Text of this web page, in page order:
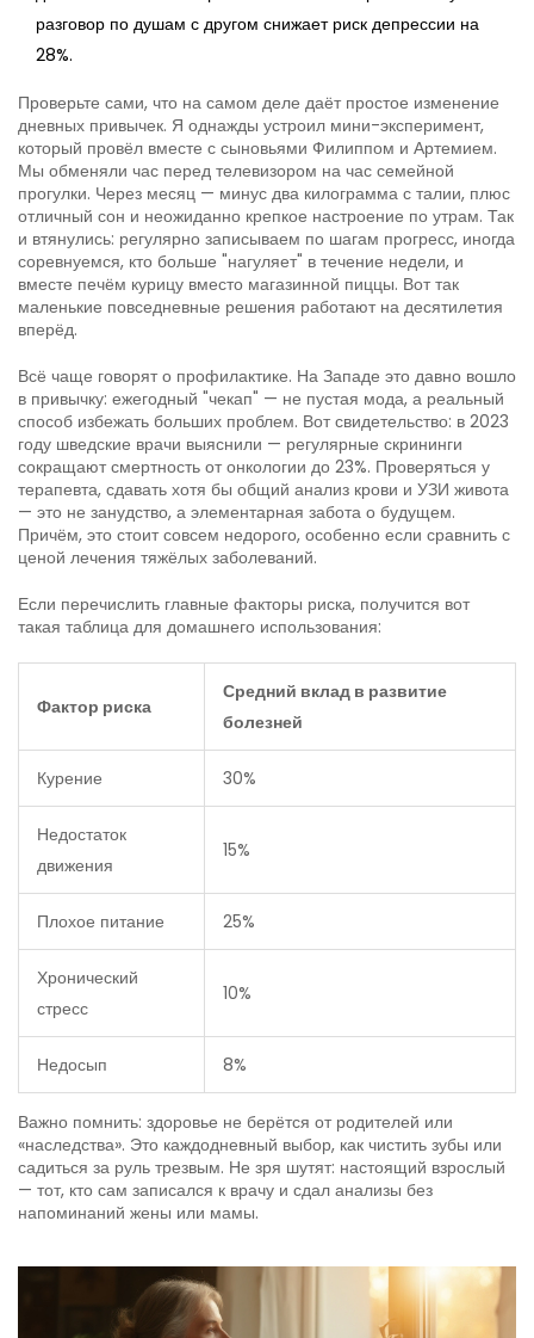
разговор по душам с другом снижает риск депрессии на
28%.
Проверьте сами, что на самом деле даёт простое изменение
дневных привычек. Я однажды устроил мини-эксперимент,
который провёл вместе с сыновьями Филиппом и Артемием.
Мы обменяли час перед телевизором на час семейной
прогулки. Через месяц — минус два килограмма с талии, плюс
отличный сон и неожиданно крепкое настроение по утрам. Так
и втянулись: регулярно записываем по шагам прогресс, иногда
соревнуемся, кто больше "нагуляет" в течение недели, и
вместе печём курицу вместо магазинной пиццы. Вот так
маленькие повседневные решения работают на десятилетия
вперёд.
Всё чаще говорят о профилактике. На Западе это давно вошло
в привычку: ежегодный "чекап" — не пустая мода, а реальный
способ избежать больших проблем. Вот свидетельство: в 2023
году шведские врачи выяснили — регулярные скрининги
сокращают смертность от онкологии до 23%. Проверяться у
терапевта, сдавать хотя бы общий анализ крови и УЗИ живота
— это не занудство, а элементарная забота о будущем.
Причём, это стоит совсем недорого, особенно если сравнить с
ценой лечения тяжёлых заболеваний.
Если перечислить главные факторы риска, получится вот
такая таблица для домашнего использования:
Фактор риска
Средний вклад в развитие
болезней
Курение 30%
Недостаток
движения
15%
Плохое питание 25%
Хронический
стресс
10%
Недосып 8%
Важно помнить: здоровье не берётся от родителей или
«наследства». Это каждодневный выбор, как чистить зубы или
садиться за руль трезвым. Не зря шутят: настоящий взрослый
— тот, кто сам записался к врачу и сдал анализы без
напоминаний жены или мамы.